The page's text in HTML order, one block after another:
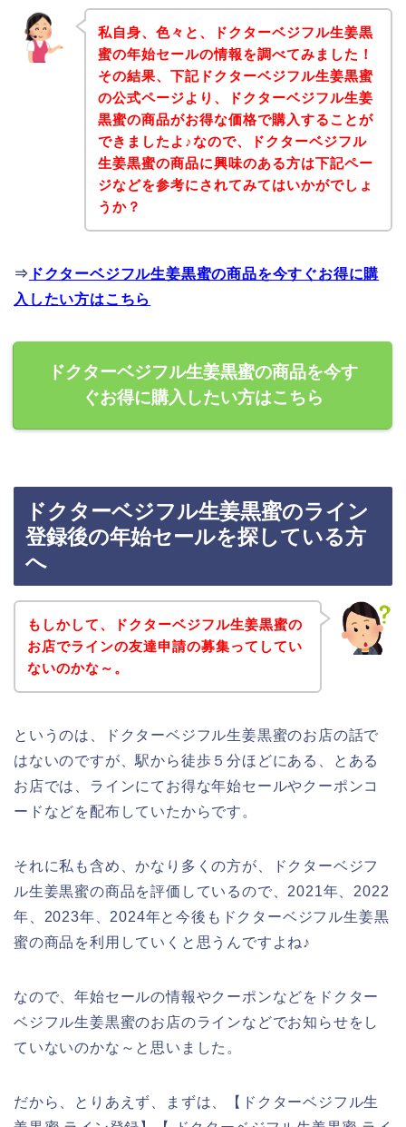
私自身、色々と、ドクターベジフル生姜黒
蜜の年始セールの情報を調べてみました！
その結果、下記ドクターベジフル生姜黒蜜
の公式ページより、ドクターベジフル生姜
黒蜜の商品がお得な価格で購入することが
できましたよ♪なので、ドクターベジフル
生姜黒蜜の商品に興味のある方は下記ペー
ジなどを参考にされてみてはいかがでしょ
うか？
⇒ ドクターベジフル生姜黒蜜の商品を今すぐお得に購
入したい方はこちら
ドクターベジフル生姜黒蜜の商品を今す
ぐお得に購入したい方はこちら
ドクターベジフル生姜黒蜜のライン
登録後の年始セールを探している方
へ
もしかして、ドクターベジフル生姜黒蜜の
お店でラインの友達申請の募集ってしてい
ないのかな～。
というのは、ドクターベジフル生姜黒蜜のお店の話で
はないのですが、駅から徒歩５分ほどにある、とある
お店では、ラインにてお得な年始セールやクーポンコ
ードなどを配布していたからです。
それに私も含め、かなり多くの方が、ドクターベジフ
ル生姜黒蜜の商品を評価しているので、2021年、2022
年、2023年、2024年と今後もドクターベジフル生姜黒
蜜の商品を利用していくと思うんですよね♪
なので、年始セールの情報やクーポンなどをドクター
ベジフル生姜黒蜜のお店のラインなどでお知らせをし
ていないのかな～と思いました。
だから、とりあえず、まずは、【ドクターベジフル生